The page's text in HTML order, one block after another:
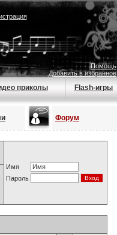
Помощь
Добавить в избранное
приколы Flash-игры
Форум
Имя
Пароль